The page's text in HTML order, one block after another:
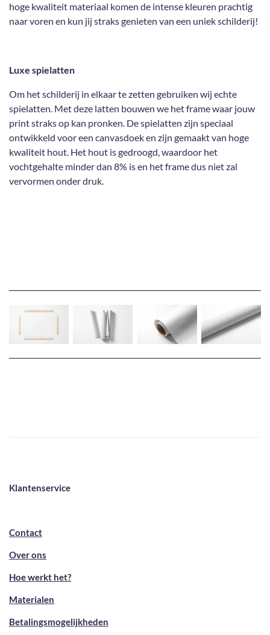
hoge kwaliteit materiaal komen de intense kleuren prachtig
naar voren en kun jij straks genieten van een uniek schilderij!
Luxe spielatten
Om het schilderij in elkaar te zetten gebruiken wij echte
spielatten. Met deze latten bouwen we het frame waar jouw
print straks op kan pronken. De spielatten zijn speciaal
ontwikkeld voor een canvasdoek en zijn gemaakt van hoge
kwaliteit hout. Het hout is gedroogd, waardoor het
vochtgehalte minder dan 8% is en het frame dus niet zal
vervormen onder druk.
Klantenservice
Contact
Over ons
Hoe werkt het?
Materialen
Betalingsmogelijkheden